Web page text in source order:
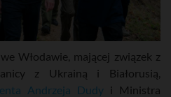
Włodawie, mającej związek z
z Ukrainą i Białorusią,
Andrzeja Dudy i Ministra